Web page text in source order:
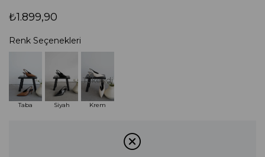
₺1.899,90
Renk Seçenekleri
Taba Siyah
Tükendi
Krem